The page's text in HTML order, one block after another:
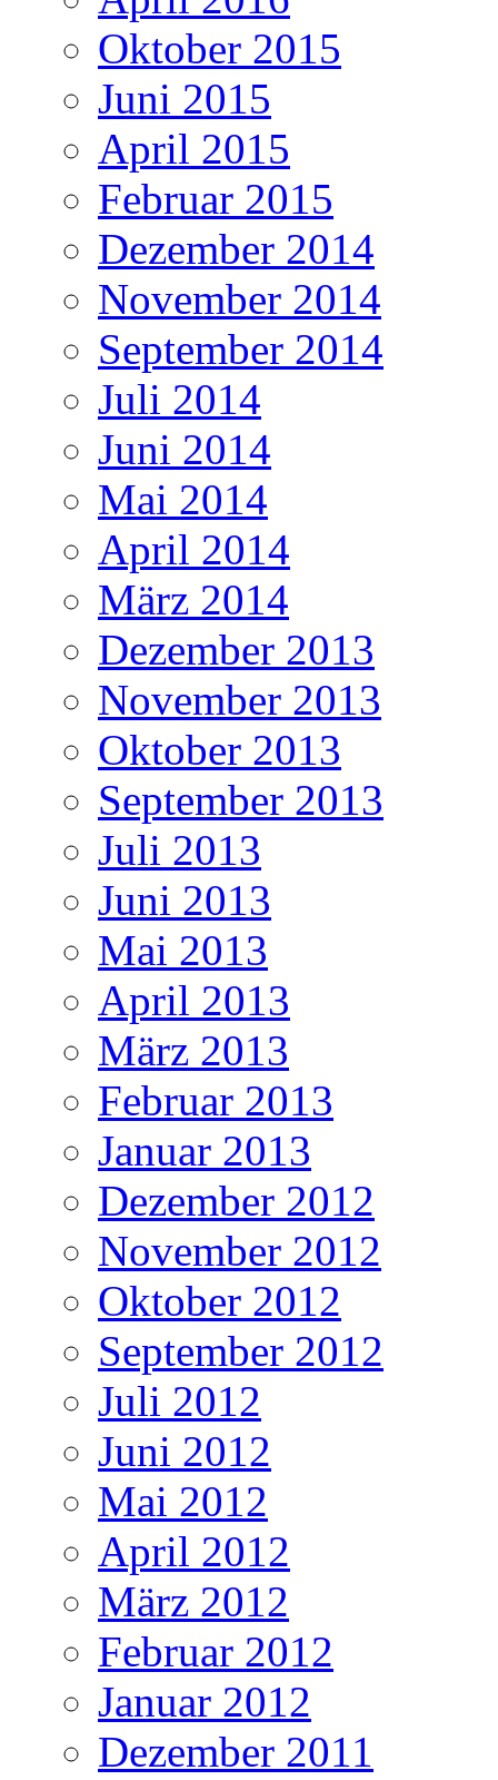
Oktober 2015
Juni 2015
April 2015
Februar 2015
Dezember 2014
November 2014
September 2014
Juli 2014
Juni 2014
Mai 2014
April 2014
März 2014
Dezember 2013
November 2013
Oktober 2013
September 2013
Juli 2013
Juni 2013
Mai 2013
April 2013
März 2013
Februar 2013
Januar 2013
Dezember 2012
November 2012
Oktober 2012
September 2012
Juli 2012
Juni 2012
Mai 2012
April 2012
März 2012
Februar 2012
Januar 2012
Dezember 2011